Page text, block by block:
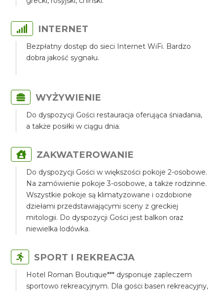
INTERNET
Bezpłatny dostęp do sieci Internet WiFi. Bardzo
dobra jakość sygnału.
WYŻYWIENIE
Do dyspozycji Gości restauracja oferująca śniadania,
a także posiłki w ciągu dnia.
ZAKWATEROWANIE
Do dyspozycji Gości w większości pokoje 2-osobowe.
Na zamówienie pokoje 3-osobowe, a także rodzinne.
Wszystkie pokoje są klimatyzowane i ozdobione
dziełami przedstawiającymi sceny z greckiej
mitologii. Do dyspozycji Gości jest balkon oraz
niewielka lodówka.
SPORT I REKREACJA
Hotel Roman Boutique*** dysponuje zapleczem
sportowo rekreacyjnym. Dla gości basen rekreacyjny,